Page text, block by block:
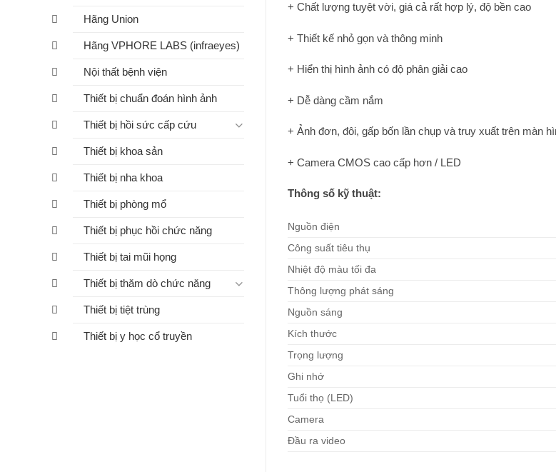
Hãng Union
Hãng VPHORE LABS (infraeyes)
Nội thất bệnh viện
Thiết bị chuẩn đoán hình ảnh
Thiết bị hồi sức cấp cứu
Thiết bị khoa sản
Thiết bị nha khoa
Thiết bị phòng mổ
Thiết bị phục hồi chức năng
Thiết bị tai mũi họng
Thiết bị thăm dò chức năng
Thiết bị tiệt trùng
Thiết bị y học cổ truyền
+ Chất lượng tuyệt vời, giá cả rất hợp lý, độ bền cao
+ Thiết kế nhỏ gọn và thông minh
+ Hiển thị hình ảnh có độ phân giải cao
+ Dễ dàng cầm nắm
+ Ảnh đơn, đôi, gấp bốn lần chụp và truy xuất trên màn
+ Camera CMOS cao cấp hơn / LED
Thông số kỹ thuật:
Nguồn điện
Công suất tiêu thụ
Nhiệt độ màu tối đa
Thông lượng phát sáng
Nguồn sáng
Kích thước
Trọng lượng
Ghi nhớ
Tuổi thọ (LED)
Camera
Đầu ra video